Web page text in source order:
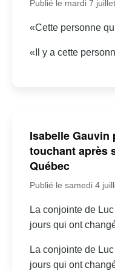
Publié le mardi 7
«Cette personne
«Il y a cette
Isabelle Gauvin
touchant après
Québec
Publié le samedi 4
La conjointe de
jours qui ont
La conjointe de
jours qui ont